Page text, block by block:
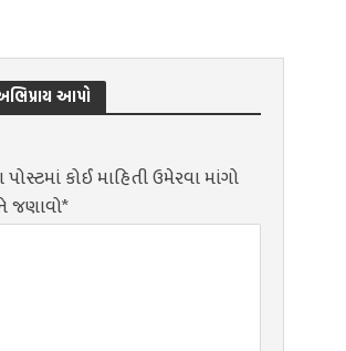
આપો
કોઈ માહિતી ઉમેરવા માંગો
જણાવો*